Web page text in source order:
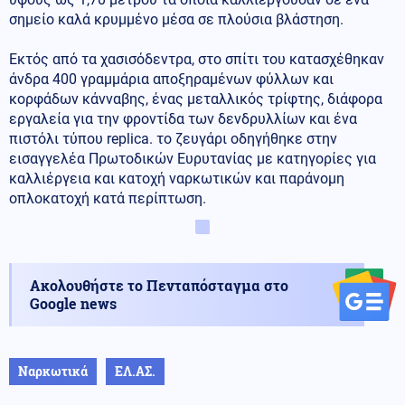
σημείο καλά κρυμμένο μέσα σε πλούσια βλάστηση.
Εκτός από τα χασισόδεντρα, στο σπίτι του κατασχέθηκαν
άνδρα 400 γραμμάρια αποξηραμένων φύλλων και
κορφάδων κάνναβης, ένας μεταλλικός τρίφτης, διάφορα
εργαλεία για την φροντίδα των δενδρυλλίων και ένα
πιστόλι τύπου replica. το ζευγάρι οδηγήθηκε στην
εισαγγελέα Πρωτοδικών Ευρυτανίας με κατηγορίες για
καλλιέργεια και κατοχή ναρκωτικών και παράνομη
οπλοκατοχή κατά περίπτωση.
Ακολουθήστε το Πενταπόσταγμα στο
Google news
Ναρκωτικά ΕΛ.ΑΣ.